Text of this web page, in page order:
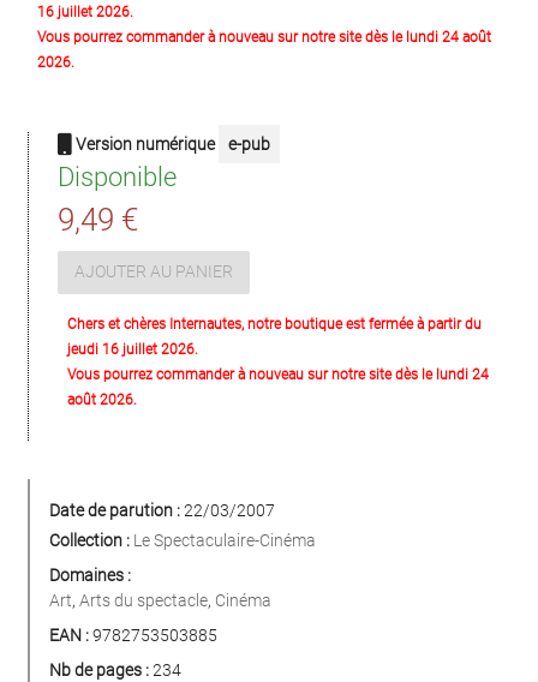
16 juillet 2026.
Vous pourrez commander à nouveau sur notre site dès le lundi 24 août
2026.
Version numérique e-pub
Disponible
9,49 €
AJOUTER AU PANIER
Chers et chères Internautes, notre boutique est fermée à partir du
jeudi 16 juillet 2026.
Vous pourrez commander à nouveau sur notre site dès le lundi 24
août 2026.
Date de parution :22/03/2007
Collection : Le Spectaculaire-Cinéma
Domaines :
Art, Arts du spectacle, Cinéma
EAN :9782753503885
Nb de pages :234